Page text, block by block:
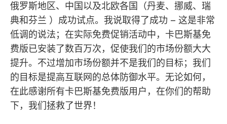
俄罗斯地区、中国以及北欧各国（丹麦、挪威、瑞
典和芬兰 ）成功试点。我说取得了成功 – 这是非常
低调的说法；在实际免费促销活动中，卡巴斯基免
费版已安装了数百万次，促使我们的市场份额大大
提升。不过增加市场份额并不是我们的目标；我们
的目标是提高互联网的总体防御水平。无论如何，
在此感谢所有卡巴斯基免费版用户，在你们的帮助
下，我们拯救了世界！